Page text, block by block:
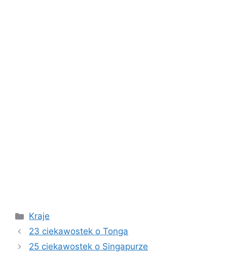
Kategorie
Kraje
23 ciekawostek o Tonga
25 ciekawostek o Singapurze